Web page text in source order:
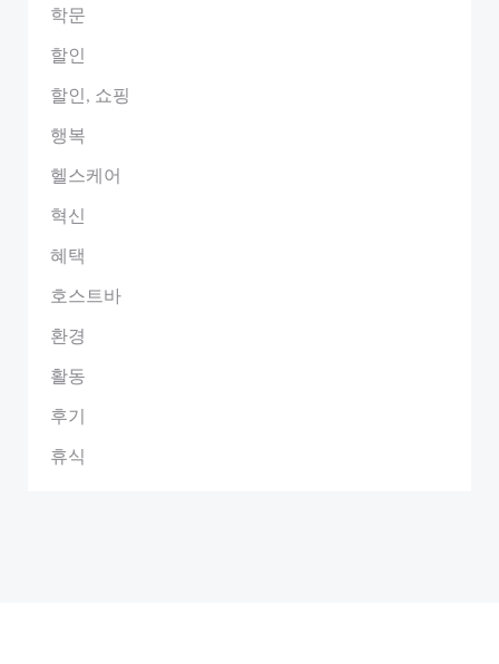
학문
할인
할인, 쇼핑
행복
헬스케어
혁신
혜택
호스트바
환경
활동
후기
휴식